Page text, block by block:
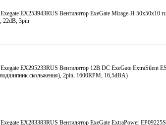
EX253943RUS Вентилятор ExeGate Mirage-H 50x50x10
22dB, 3pin
EX295233RUS Вентилятор 12В DC ExeGate ExtraSilent
скольжения), 2pin, 1600RPM, 16,5dBA)
EX283383RUS Вентилятор ExeGate ExtraPower